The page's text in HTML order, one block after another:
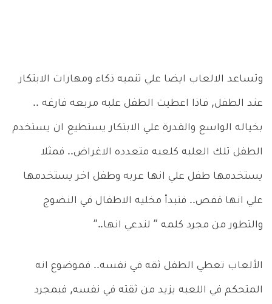
وتساعد الالعاب ايضا علي تنميه ذكاء ومهارات الابتكار
عند الطفل, فاذا اعطيت الطفل علبه مربعه فارغه ..
بخياله الواسع والقدرة علي الابتكار يستطيع ان يستخدم
الطفل تلك العلبه كلعبه متعدده الاغراض.. فمثلا
يستخدمها طفل علي انها عربه وطفل اخر يستخدمها
علي انها قفص.. فتبدأ مخليه الاطفال في النضوج
والتطور من مجرد كلمه ” لندعي انها..”
الألعاب تعطي الطفل ثقه في نفسه.. فموضوع انه
المتحكم في اللعبه يزيد من ثقته في نفسه, فبمجرد